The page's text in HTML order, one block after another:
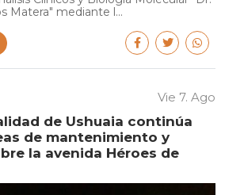
Matera" mediante l...
Vie 7. Ago
de Ushuaia continúa
de mantenimiento y
la avenida Héroes de